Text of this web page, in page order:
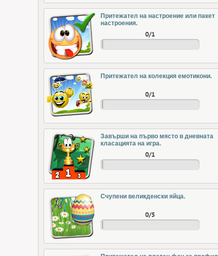
Притежател на настроение или пакет
настроения.
0/1
Притежател на колекция емотикони.
0/1
Завърши на първо място в дневната
класацията на игра.
0/1
Счупени великденски яйца.
0/5